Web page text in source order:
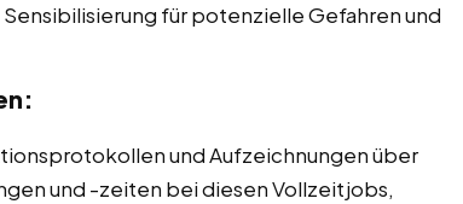
Sensibilisierung für potenzielle Gefahren und
und Aufzeichnungen über
und -zeiten bei diesen Vollzeitjobs,